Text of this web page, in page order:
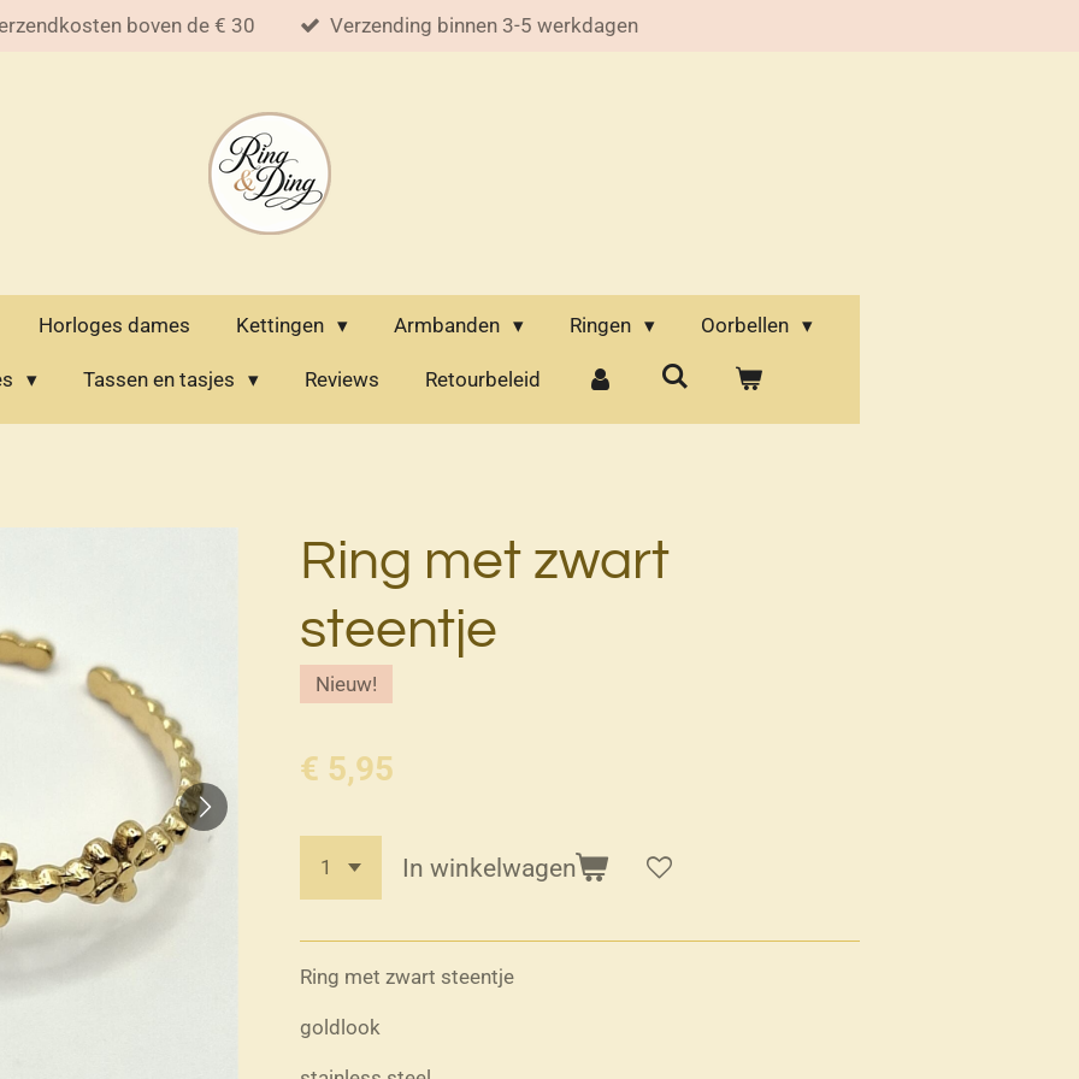
boven de € 30 Verzending binnen 3-5 werkdagen
Horloges dames Kettingen Armbanden Ringen Oorbellen
Tassen en tasjes Reviews Retourbeleid
Ring met zwart
steentje
Nieuw!
€ 5,95
In winkelwagen
Ring met zwart steentje
goldlook